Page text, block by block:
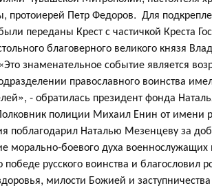
протоиерей Петр Федоров. Для
переданы Крест с частичкой Креста
благоверного великого князя
знаменательное событие является
православного воинства
- обратилась президент фонда
полиции Михаил Енин от имени
поблагодарил Наталью Мезенцеву за
морально-боевого духа военнослужащих
победе русского воинства и
милости Божией и